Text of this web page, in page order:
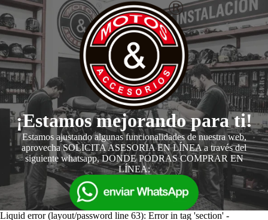
¡Estamos mejorando para ti!
Estamos ajustando algunas funcionalidades de nuestra web,
aprovecha SOLICITA ASESORIA EN LÍNEA a través del
siguiente whatsapp, DONDE PODRAS COMPRAR EN
LÍNEA:
Liquid error (layout/password line 63): Error in tag 'section' -